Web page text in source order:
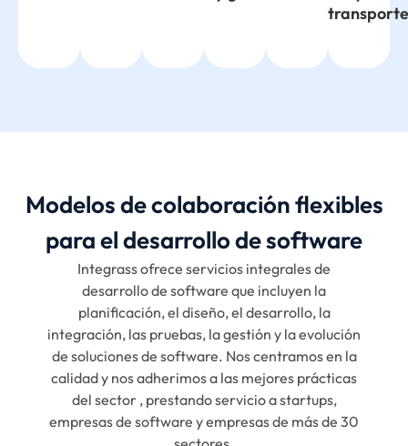
transporte
Modelos de colaboración flexibles
para el desarrollo de software
Integrass ofrece servicios integrales de
desarrollo de software que incluyen la
planificación, el diseño, el desarrollo, la
integración, las pruebas, la gestión y la evolución
de soluciones de software. Nos centramos en la
calidad y nos adherimos a las mejores prácticas
del sector , prestando servicio a startups,
empresas de software y empresas de más de 30